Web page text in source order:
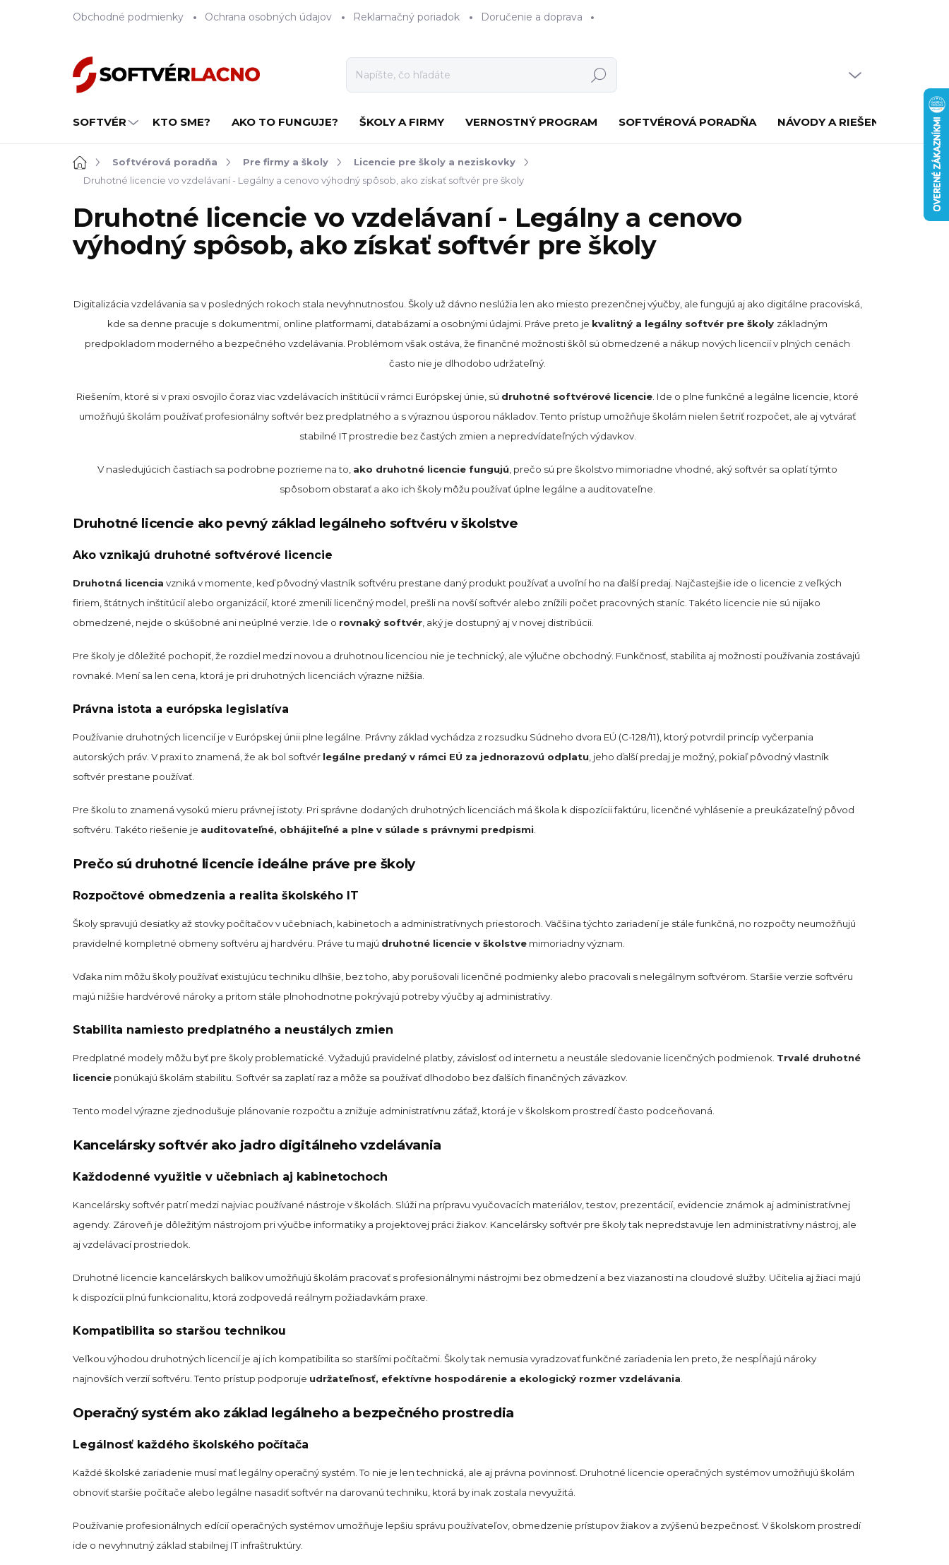
Obchodné podmienky Ochrana osobných údajov Reklamačný poriadok Doručenie a doprava
Hľadať
SOFTVÉR KTO SME? AKO TO FUNGUJE? ŠKOLY A FIRMY VERNOSTNÝ PROGRAM SOFTVÉROVÁ PORADŇA NÁVODY A RIEŠENIE
DomovSoftvérová poradňa Pre firmy a školy
Licencie pre školy a neziskovky
Druhotné licencie vo vzdelávaní - Legálny a cenovo výhodný spôsob, ako získať softvér pre školy
Druhotné licencie vo vzdelávaní - Legálny a cenovo
výhodný spôsob, ako získať softvér pre školy
Digitalizácia vzdelávania sa v posledných rokoch stala nevyhnutnosťou. Školy už dávno neslúžia len ako miesto prezenčnej výučby, ale fungujú aj ako digitálne pracoviská,
kde sa denne pracuje s dokumentmi, online platformami, databázami a osobnými údajmi. Práve preto je kvalitný a legálny softvér pre školy základným
predpokladom moderného a bezpečného vzdelávania. Problémom však ostáva, že finančné možnosti škôl sú obmedzené a nákup nových licencií v plných cenách
často nie je dlhodobo udržateľný.
Riešením, ktoré si v praxi osvojilo čoraz viac vzdelávacích inštitúcií v rámci Európskej únie, sú druhotné softvérové licencie . Ide o plne funkčné a legálne licencie, ktoré
umožňujú školám používať profesionálny softvér bez predplatného a s výraznou úsporou nákladov. Tento prístup umožňuje školám nielen šetriť rozpočet, ale aj vytvárať
stabilné IT prostredie bez častých zmien a nepredvídateľných výdavkov.
V nasledujúcich častiach sa podrobne pozrieme na to, ako druhotné licencie fungujú , prečo sú pre školstvo mimoriadne vhodné, aký softvér sa oplatí týmto
spôsobom obstarať a ako ich školy môžu používať úplne legálne a auditovateľne.
Druhotné licencie ako pevný základ legálneho softvéru v školstve
Ako vznikajú druhotné softvérové licencie
Druhotná licencia vzniká v momente, keď pôvodný vlastník softvéru prestane daný produkt používať a uvoľní ho na ďalší predaj. Najčastejšie ide o licencie z veľkých
firiem, štátnych inštitúcií alebo organizácií, ktoré zmenili licenčný model, prešli na novší softvér alebo znížili počet pracovných staníc. Takéto licencie nie sú nijako
obmedzené, nejde o skúšobné ani neúplné verzie. Ide o rovnaký softvér , aký je dostupný aj v novej distribúcii.
Pre školy je dôležité pochopiť, že rozdiel medzi novou a druhotnou licenciou nie je technický, ale výlučne obchodný. Funkčnosť, stabilita aj možnosti používania zostávajú
rovnaké. Mení sa len cena, ktorá je pri druhotných licenciách výrazne nižšia.
Právna istota a európska legislatíva
Používanie druhotných licencií je v Európskej únii plne legálne. Právny základ vychádza z rozsudku Súdneho dvora EÚ (C-128/11), ktorý potvrdil princíp vyčerpania
autorských práv. V praxi to znamená, že ak bol softvér legálne predaný v rámci EÚ za jednorazovú odplatu , jeho ďalší predaj je možný, pokiaľ pôvodný vlastník
softvér prestane používať.
Pre školu to znamená vysokú mieru právnej istoty. Pri správne dodaných druhotných licenciách má škola k dispozícii faktúru, licenčné vyhlásenie a preukázateľný pôvod
softvéru. Takéto riešenie je auditovateľné, obhájiteľné a plne v súlade s právnymi predpismi
Prečo sú druhotné licencie ideálne práve pre školy
Rozpočtové obmedzenia a realita školského IT
Školy spravujú desiatky až stovky počítačov v učebniach, kabinetoch a administratívnych priestoroch. Väčšina týchto zariadení je stále funkčná, no rozpočty neumožňujú
pravidelné kompletné obmeny softvéru aj hardvéru. Práve tu majú druhotné licencie v školstve mimoriadny význam.
Vďaka nim môžu školy používať existujúcu techniku dlhšie, bez toho, aby porušovali licenčné podmienky alebo pracovali s nelegálnym softvérom. Staršie verzie softvéru
majú nižšie hardvérové nároky a pritom stále plnohodnotne pokrývajú potreby výučby aj administratívy.
Stabilita namiesto predplatného a neustálych zmien
Predplatné modely môžu byť pre školy problematické. Vyžadujú pravidelné platby, závislosť od internetu a neustále sledovanie licenčných podmienok. Trvalé druhotné
licencie ponúkajú školám stabilitu. Softvér sa zaplatí raz a môže sa používať dlhodobo bez ďalších finančných záväzkov.
Tento model výrazne zjednodušuje plánovanie rozpočtu a znižuje administratívnu záťaž, ktorá je v školskom prostredí často podceňovaná.
Kancelársky softvér ako jadro digitálneho vzdelávania
Každodenné využitie v učebniach aj kabinetochoch
Kancelársky softvér patrí medzi najviac používané nástroje v školách. Slúži na prípravu vyučovacích materiálov, testov, prezentácií, evidencie známok aj administratívnej
agendy. Zároveň je dôležitým nástrojom pri výučbe informatiky a projektovej práci žiakov. Kancelársky softvér pre školy tak nepredstavuje len administratívny nástroj, ale
aj vzdelávací prostriedok.
Druhotné licencie kancelárskych balíkov umožňujú školám pracovať s profesionálnymi nástrojmi bez obmedzení a bez viazanosti na cloudové služby. Učitelia aj žiaci majú
k dispozícii plnú funkcionalitu, ktorá zodpovedá reálnym požiadavkám praxe.
Kompatibilita so staršou technikou
Veľkou výhodou druhotných licencií je aj ich kompatibilita so staršími počítačmi. Školy tak nemusia vyradzovať funkčné zariadenia len preto, že nespĺňajú nároky
najnovších verzií softvéru. Tento prístup podporuje udržateľnosť, efektívne hospodárenie a ekologický rozmer vzdelávania
Operačný systém ako základ legálneho a bezpečného prostredia
Legálnosť každého školského počítača
Každé školské zariadenie musí mať legálny operačný systém. To nie je len technická, ale aj právna povinnosť. Druhotné licencie operačných systémov umožňujú školám
obnoviť staršie počítače alebo legálne nasadiť softvér na darovanú techniku, ktorá by inak zostala nevyužitá.
Používanie profesionálnych edícií operačných systémov umožňuje lepšiu správu používateľov, obmedzenie prístupov žiakov a zvýšenú bezpečnosť. V školskom prostredí
ide o nevyhnutný základ stabilnej IT infraštruktúry.